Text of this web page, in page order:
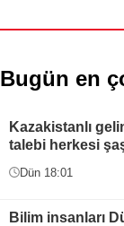
Bugün en
Kazakistanlı
talebi herkesi
Dün 18:01
Bilim insanları